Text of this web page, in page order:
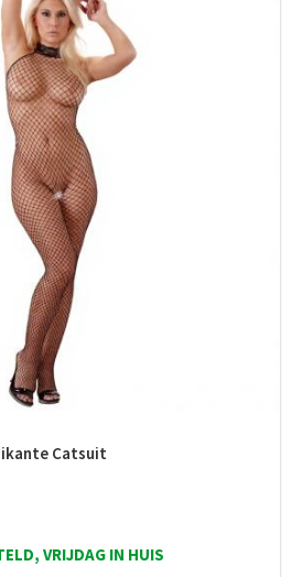
Catsuit
VRIJDAG IN HUIS